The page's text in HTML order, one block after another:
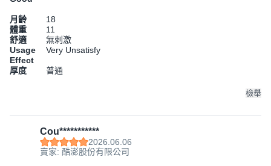
月齡
18
體重
11
舒適
無刺激
Usage
Effect
Very Unsatisfy
厚度 普通
檢舉
Cou***********
2026.06.06
賣家: 酷澎股份有限公司